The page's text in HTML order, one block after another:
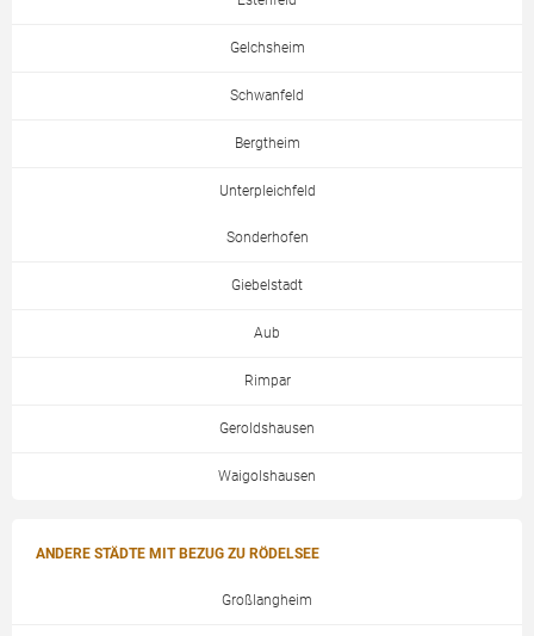
Gelchsheim
Schwanfeld
Bergtheim
Unterpleichfeld
Sonderhofen
Giebelstadt
Aub
Rimpar
Geroldshausen
Waigolshausen
ANDERE STÄDTE MIT BEZUG ZU RÖDELSEE
Großlangheim